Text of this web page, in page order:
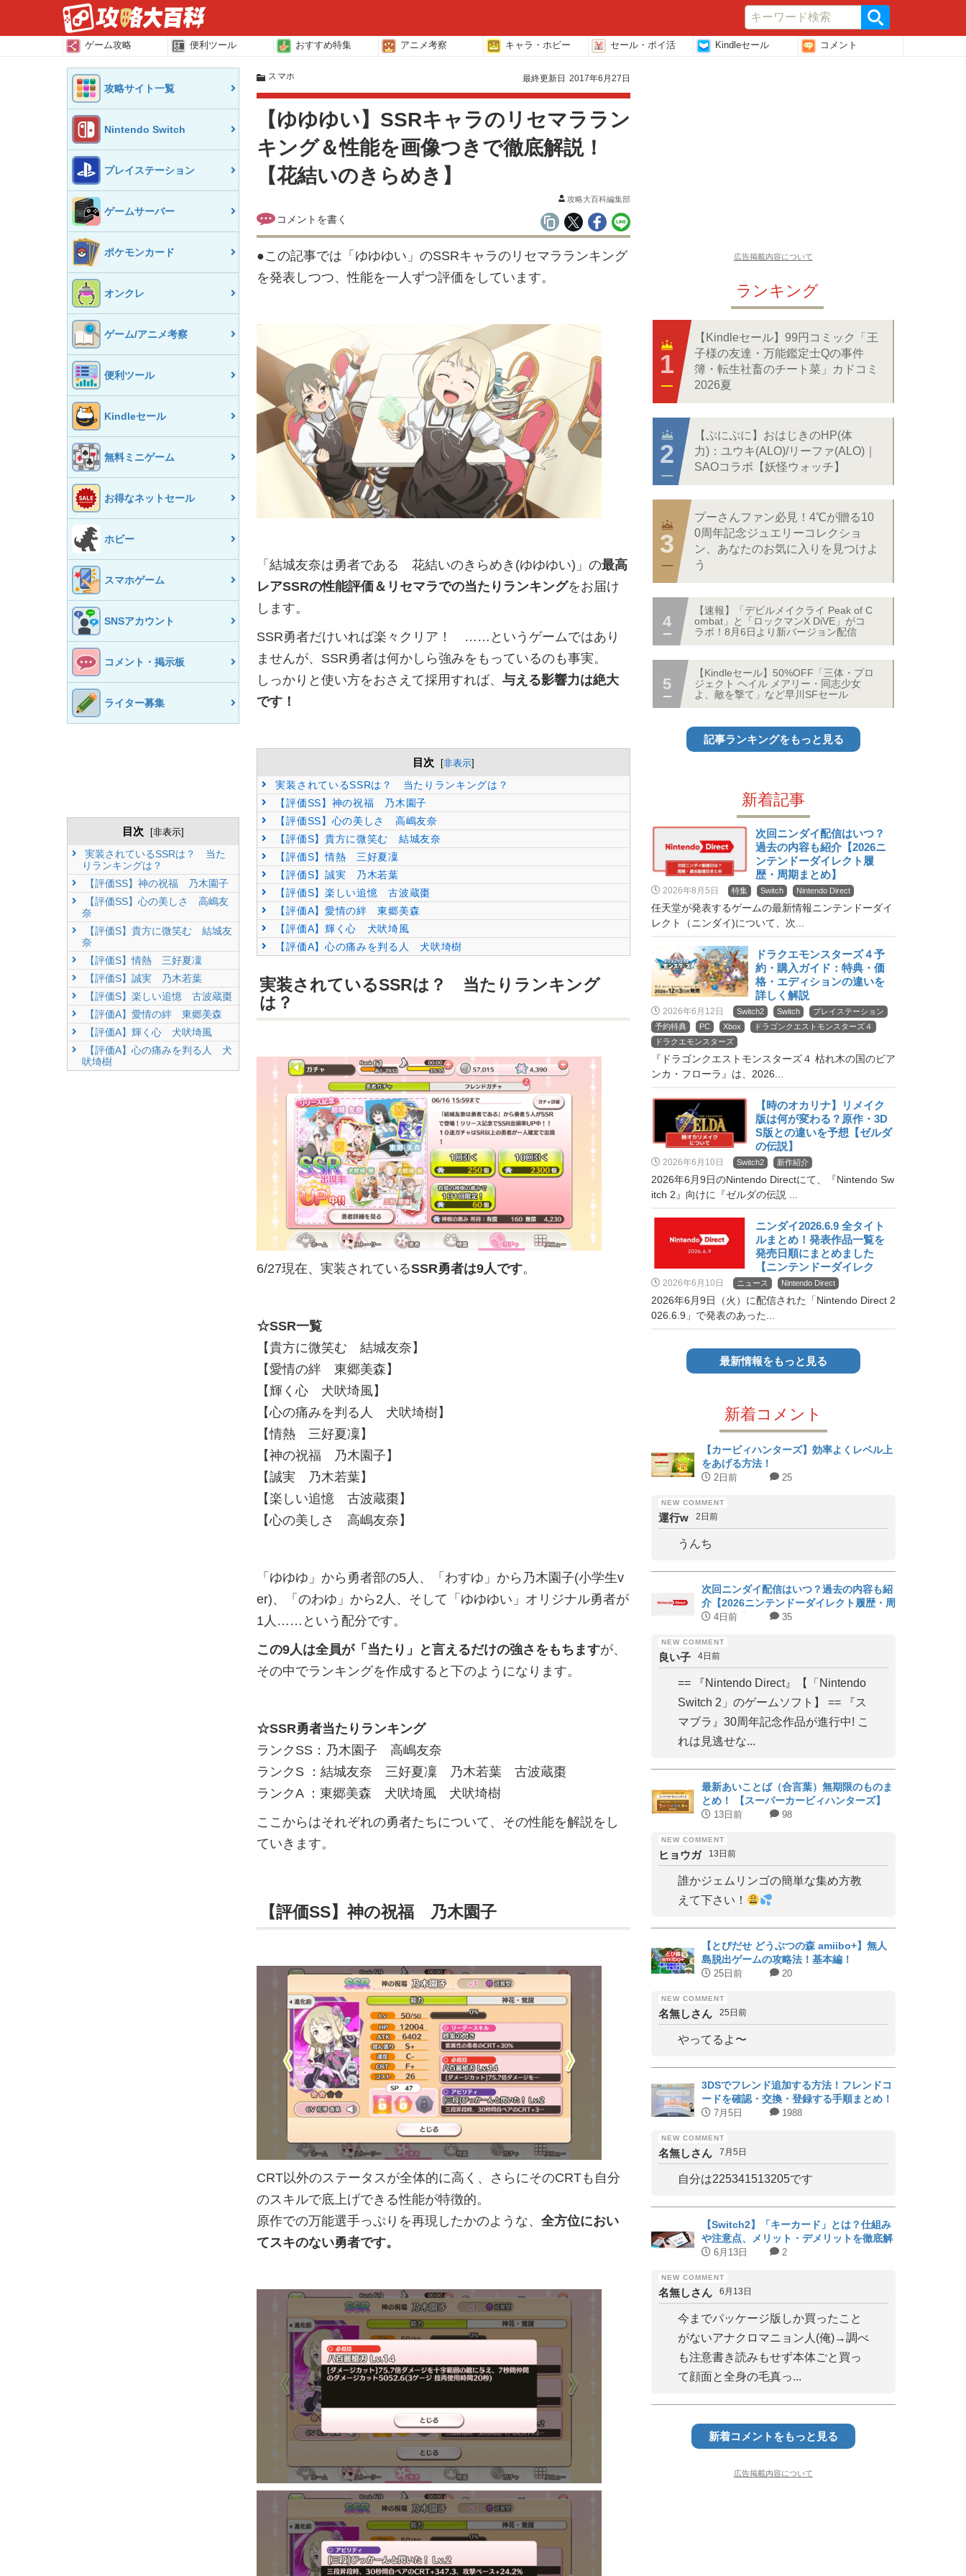
ゲーム攻略 便利ツール おすすめ特集 アニメ考察 キャラ・ホビー セール・ポイ活 Kindleセール コメント
攻略サイト一覧
Nintendo Switch
プレイステーション
ゲームサーバー
ポケモンカード
オンクレ
ゲーム/アニメ考察
便利ツール
Kindleセール
無料ミニゲーム
お得なネットセール
ホビー
スマホゲーム
SNSアカウント
コメント・掲示板
ライター募集
目次 [非表示]
実装されているSSRは？ 当た
りランキングは？
【評価SS】神の祝福 乃木園子
【評価SS】心の美しさ 高嶋友
奈
【評価S】貴方に微笑む 結城友
奈
【評価S】情熱 三好夏凜
【評価S】誠実 乃木若葉
【評価S】楽しい追憶 古波蔵棗
【評価A】愛情の絆 東郷美森
【評価A】輝く心 犬吠埼風
【評価A】心の痛みを判る人 犬
吠埼樹
スマホ 最終更新日 2017年6月27日
【ゆゆゆい】SSRキャラのリセマララン
キング＆性能を画像つきで徹底解説！
【花結いのきらめき】
攻略大百科編集部
●この記事では「ゆゆゆい」のSSRキャラのリセマラランキング
を発表しつつ、性能を一人ずつ評価をしています。
「結城友奈は勇者である 花結いのきらめき(ゆゆゆい)」の最高
レアSSRの性能評価＆リセマラでの当たりランキングをお届け
します。
SSR勇者だけいれば楽々クリア！ ……というゲームではあり
ませんが、SSR勇者は何かしら強みをもっているのも事実。
しっかりと使い方をおさえて採用すれば、 与える影響力は絶大
です！
目次 [非表示]
実装されているSSRは？ 当たりランキングは？
【評価SS】神の祝福 乃木園子
【評価SS】心の美しさ 高嶋友奈
【評価S】貴方に微笑む 結城友奈
【評価S】情熱 三好夏凜
【評価S】誠実 乃木若葉
【評価S】楽しい追憶 古波蔵棗
【評価A】愛情の絆 東郷美森
【評価A】輝く心 犬吠埼風
【評価A】心の痛みを判る人 犬吠埼樹
実装されているSSRは？ 当たりランキング
は？
6/27現在、実装されているSSR勇者は9人です。
☆SSR一覧
【貴方に微笑む 結城友奈】
【愛情の絆 東郷美森】
【輝く心 犬吠埼風】
【心の痛みを判る人 犬吠埼樹】
【情熱 三好夏凜】
【神の祝福 乃木園子】
【誠実 乃木若葉】
【楽しい追憶 古波蔵棗】
【心の美しさ 高嶋友奈】
「ゆゆゆ」から勇者部の5人、「わすゆ」から乃木園子(小学生v
er)、「のわゆ」から2人、そして「ゆゆゆい」オリジナル勇者が
1人……という配分です。
この9人は全員が「当たり」と言えるだけの強さをもちますが、
その中でランキングを作成すると下のようになります。
☆SSR勇者当たりランキング
ランクSS：乃木園子 高嶋友奈
ランクS ：結城友奈 三好夏凜 乃木若葉 古波蔵棗
ランクA ：東郷美森 犬吠埼風 犬吠埼樹
ここからはそれぞれの勇者たちについて、その性能を解説をし
ていきます。
【評価SS】神の祝福 乃木園子
CRT以外のステータスが全体的に高く、さらにそのCRTも自分
のスキルで底上げできる性能が特徴的。
原作での万能選手っぷりを再現したかのような、 全方位におい
てスキのない勇者です。
広告掲載内容について
ランキング
【Kindleセール】99円コミック「王
子様の友達・万能鑑定士Qの事件
簿・転生社畜のチート菜」カドコミ
2026夏
【ぷにぷに】おはじきのHP(体
力)：ユウキ(ALO)/リーファ(ALO)｜
SAOコラボ【妖怪ウォッチ】
プーさんファン必見！4℃が贈る10
0周年記念ジュエリーコレクショ
ン、あなたのお気に入りを見つけよ
う
【速報】「デビルメイクライ Peak of C
ombat」と「ロックマンX DiVE」がコ
ラボ！8月6日より新バージョン配信
【Kindleセール】50%OFF「三体・プロ
ジェクト ヘイル メアリー・同志少女
よ、敵を撃て」など早川SFセール
記事ランキングをもっと見る
新着記事
次回ニンダイ配信はいつ？
過去の内容も紹介【2026ニ
ンテンドーダイレクト履
歴・周期まとめ】
2026年8月5日 特集 Switch Nintendo Direct
任天堂が発表するゲームの最新情報ニンテンドーダイ
レクト（ニンダイ)について、次...
ドラクエモンスターズ４予
約・購入ガイド：特典・価
格・エディションの違いを
詳しく解説
2026年6月12日 Switch2 Switch
プレイステーション
予約特典
PC Xbox
ドラゴンクエストモンスターズ４
ドラクエモンスターズ
『ドラゴンクエストモンスターズ４ 枯れ木の国のビア
ンカ・フローラ』は、2026...
【時のオカリナ】リメイク
版は何が変わる？原作・3D
S版との違いを予想【ゼルダ
の伝説】
2026年6月10日 Switch2 新作紹介
2026年6月9日のNintendo Directにて、『Nintendo Sw
itch 2』向けに『ゼルダの伝説 ...
ニンダイ2026.6.9 全タイト
ルまとめ！発表作品一覧を
発売日順にまとめました
【ニンテンドーダイレク
ト】
2026年6月10日 ニュース Nintendo Direct
2026年6月9日（火）に配信された「Nintendo Direct 2
026.6.9」で発表のあった...
最新情報をもっと見る
新着コメント
【カービィハンターズ】効率よくレベル上
をあげる方法！
2日前 25
運行w 2日前
うんち
次回ニンダイ配信はいつ？過去の内容も紹
介【2026ニンテンドーダイレクト履歴・周
期まとめ】
4日前 35
良い子 4日前
== 『Nintendo Direct』【「Nintendo
Switch 2」のゲームソフト】 == 『ス
マブラ』30周年記念作品が進行中! こ
れは見逃せな...
最新あいことば（合言葉）無期限のものま
とめ！ 【スーパーカービィハンターズ】
13日前 98
ヒョウガ 13日前
誰かジェムリンゴの簡単な集め方教
えて下さい！
【とびだせ どうぶつの森 amiibo+】無人
島脱出ゲームの攻略法！基本編！
25日前 20
名無しさん 25日前
やってるよ〜
3DSでフレンド追加する方法！フレンドコ
ードを確認・交換・登録する手順まとめ！
7月5日 1988
名無しさん 7月5日
自分は225341513205です
【Switch2】「キーカード」とは？仕組み
や注意点、メリット・デメリットを徹底解
説｜対応タイトルまとめ
6月13日 2
名無しさん 6月13日
今までパッケージ版しか買ったこと
がないアナクロマニョン人(俺)→調べ
も注意書き読みもせず本体ごと買っ
て顔面と全身の毛真っ...
新着コメントをもっと見る
広告掲載内容について